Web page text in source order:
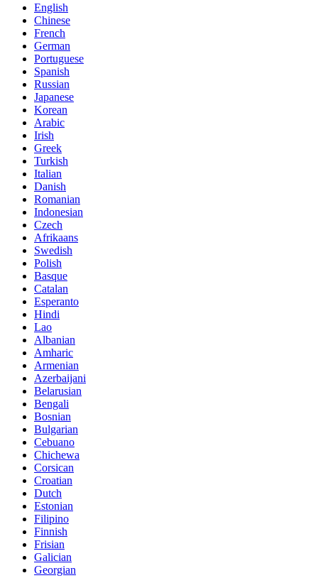
English
Chinese
French
German
Portuguese
Spanish
Russian
Japanese
Korean
Arabic
Irish
Greek
Turkish
Italian
Danish
Romanian
Indonesian
Czech
Afrikaans
Swedish
Polish
Basque
Catalan
Esperanto
Hindi
Lao
Albanian
Amharic
Armenian
Azerbaijani
Belarusian
Bengali
Bosnian
Bulgarian
Cebuano
Chichewa
Corsican
Croatian
Dutch
Estonian
Filipino
Finnish
Frisian
Galician
Georgian